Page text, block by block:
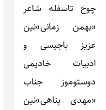
چوخ تاسفله شاعر
«بهمن زمانی»‌نین
عزیز باجیسی و
ادبیات خادیمی
دوستوموز جناب
«مهدی پناهی‌»نین